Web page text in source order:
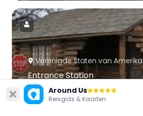
Verenigde Staten van Amerika
Entrance Station
1.2 km
Around Us
Reisgids & Kaarten